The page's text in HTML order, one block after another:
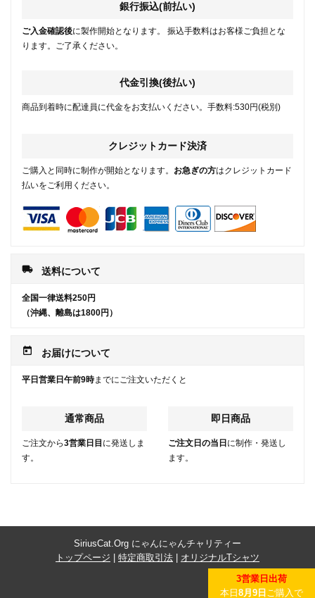
銀行振込(前払い)
ご入金確認後に製作開始となります。 振込手数料はお客様ご負担とな
ります。ご了承ください。
代金引換(後払い)
商品到着時に配達員に代金をお支払いください。手数料:530円(税別)
クレジットカード決済
ご購入と同時に制作が開始となります。 お急ぎの方はクレジットカード
払いをご利用ください。
local_shipping 送料について
全国一律送料250円
（沖縄、離島は1800円）
today お届けについて
平日営業日午前9時までにご注文いただくと
通常商品
ご注文から3営業日目 に発送しま
す。
即日商品
ご注文日の当日 に制作・発送し
ます。
SiriusCat.Org にゃんにゃんチャリティー
トップページ
特定商取引法
オリジナルTシャツ
3営業日出荷
本日 8月9日 ご購入で